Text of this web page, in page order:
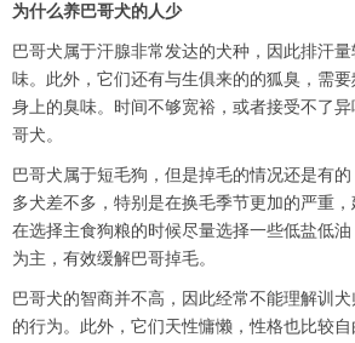
为什么养巴哥犬的人少
巴哥犬属于汗腺非常发达的犬种，因此排汗
味。此外，它们还有与生俱来的的狐臭，需
身上的臭味。时间不够宽裕，或者接受不了
哥犬。
巴哥犬属于短毛狗，但是掉毛的情况还是有
多犬差不多，特别是在换毛季节更加的严重
在选择主食狗粮的时候尽量选择一些低盐低
为主，有效缓解巴哥掉毛。
巴哥犬的智商并不高，因此经常不能理解训
的行为。此外，它们天性慵懒，性格也比较